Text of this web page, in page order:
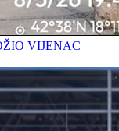
VIJENAC